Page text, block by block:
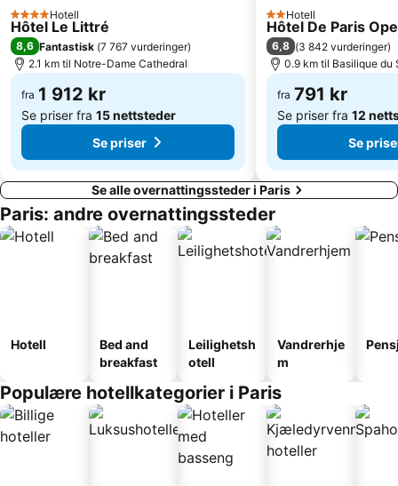
Notre-Dame
Batignolles
12th district Reuilly
Moulin Rouge
Galeries Lafayette
10th district Entrepôt
Paris Expo Porte de Versailles
Palais Garnier Opera National de Paris
14th district Observatoire
Basilique du Sacré-Coeur
4 Stjerner
Hotell
Hôtel Le Littré
8,6 Fantastisk (7 767 vurderinger)
2.1 km til Notre-Dame Cathedral
fra 1 912 kr
Se priser fra 15 nettsteder
Se priser
2 Stjerner
Hotell
Hôtel De Paris
6,8 (3 842 vurderinger)
0.9 km til Basilique du
fra 791 kr
Se priser fra 12
Se
Se alle overnattingssteder i Paris
Paris: andre overnattingssteder
Hotell
Bed and
breakfast
Leilighetsh
otell
Vandrerhje
m
Populære hotellkategorier i Paris